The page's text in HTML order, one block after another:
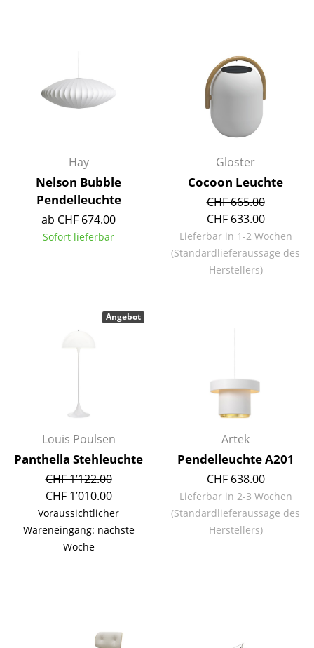
Couchtische
Sekretäre & PC-Tische
Konferenztische
Stehtische & Stehpulte
Kindertische
... alle Tische
Regale & Schränke
Bücherregale
Wandregale
Sideboards & Kommoden
TV Möbel
Beistell- & Rollcontainer
Kleinaufbewahrung
Hay
Nelson Bubble
Pendelleuchte
ab CHF 674.00
Sofort lieferbar
Gloster
Cocoon Leuchte
CHF 665.00
CHF 633.00
Lieferbar in 1-2 Wochen
(Standardlieferaussage des
Herstellers)
Louis Poulsen
Panthella Stehleuchte
CHF 1’122.00
CHF 1’010.00
Voraussichtlicher
Wareneingang: nächste
Woche
Angebot
Artek
Pendelleuchte A201
CHF 638.00
Lieferbar in 2-3 Wochen
(Standardlieferaussage des
Herstellers)